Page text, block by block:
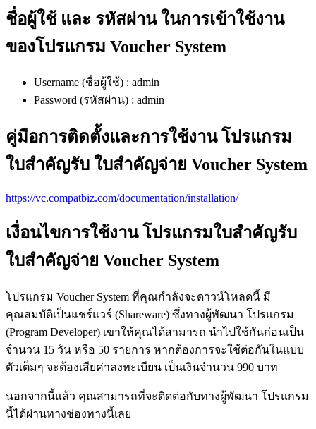
ชื่อผู้ใช้ และ รหัสผ่าน ในการเข้าใช้งาน
ของโปรแกรม Voucher System
Username (ชื่อผู้ใช้) : admin
Password (รหัสผ่าน) : admin
คู่มือการติดตั้งและการใช้งาน โปรแกรม
ใบสำคัญรับ ใบสำคัญจ่าย Voucher System
https://vc.compatbiz.com/documentation/installation/
เงื่อนไขการใช้งาน โปรแกรมใบสำคัญรับ
ใบสำคัญจ่าย Voucher System
โปรแกรม Voucher System ที่คุณกำลังจะดาวน์โหลดนี้ มี
คุณสมบัติเป็นแชร์แวร์ (Shareware) ซึ่งทางผู้พัฒนา โปรแกรม
(Program Developer) เขาให้คุณได้สามารถ นำไปใช้กันก่อนเป็น
จำนวน 15 วัน หรือ 50 รายการ หากต้องการจะใช้ต่อกันในแบบ
ตัวเต็มๆ จะต้องเสียค่าลงทะเบียน เป็นเงินจำนวน 990 บาท
นอกจากนี้แล้ว คุณสามารถที่จะติดต่อกับทางผู้พัฒนา โปรแกรม
นี้ได้ผ่านทางช่องทางนี้เลย